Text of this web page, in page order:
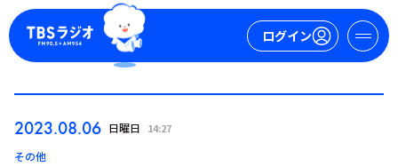
ログイン
2023.08.06 日曜日 14:27
その他